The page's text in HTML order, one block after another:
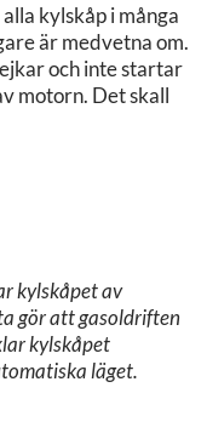
kylskåp i många
är medvetna om.
och inte startar
motorn. Det skall
kylskåpet av
gör att gasoldriften
kylskåpet
läget.